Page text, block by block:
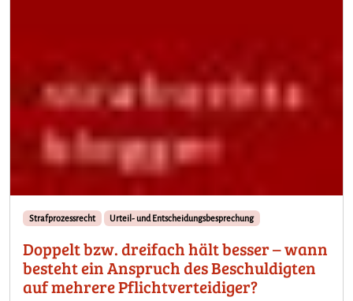
Strafprozessrecht Urteil- und Entscheidungsbesprechung
Doppelt bzw. dreifach hält besser – wann
besteht ein Anspruch des Beschuldigten
auf mehrere Pflichtverteidiger?